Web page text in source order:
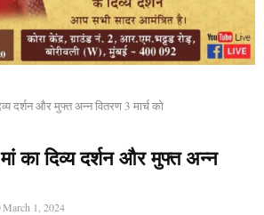
दर्शन और मुफ्त अन्न वितरण 3 मार्च को
मां का दिव्य दर्शन और मुफ्त अन्न
March 1, 2024